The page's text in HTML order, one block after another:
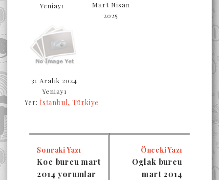
Yeniayı
Mart Nisan
2025
31 Aralık 2024
Yeniayı
Yer: İstanbul, Türkiye
Sonraki Yazı
Koc burcu mart
2014 yorumlar
Önceki Yazı
Oglak burcu
mart 2014